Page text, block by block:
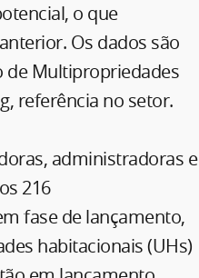
o que
Os dados são
de Multipropriedades
referência no setor.
administradoras e
216
fase de lançamento,
habitacionais (UHs)